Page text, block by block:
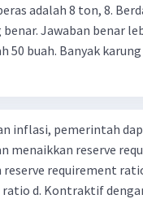
adalah 8 ton, 8.
Jawaban benar
50 buah. Banyak
dalam kemasan 25
dan 50 kg dalam truk
biaya angkut semua
Rp2.312.000 B.
inflasi, pemerintah
menaikkan reserve
reserve requirement
d. Kontraktif